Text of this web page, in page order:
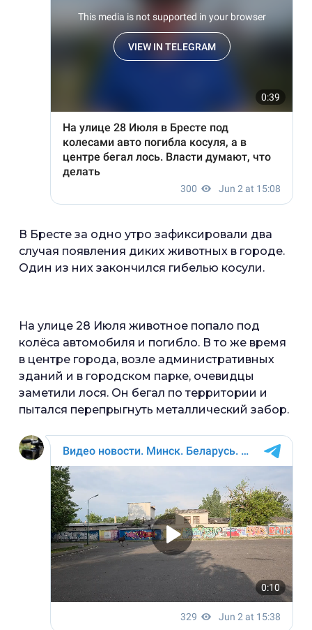
В Бресте за одно утро зафиксировали два
случая появления диких животных в городе.
Один из них закончился гибелью косули.
На улице 28 Июля животное попало под
колёса автомобиля и погибло. В то же время
в центре города, возле административных
зданий и в городском парке, очевидцы
заметили лося. Он бегал по территории и
пытался перепрыгнуть металлический забор.